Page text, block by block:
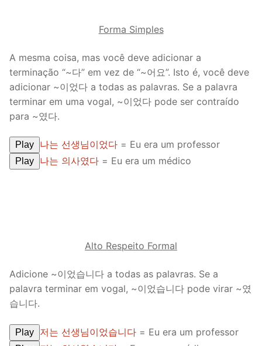
Forma Simples
A mesma coisa, mas você deve adicionar a
terminação “~다” em vez de “~어요”. Isto é, você deve
adicionar ~이었다 a todas as palavras. Se a palavra
terminar em uma vogal, ~이었다 pode ser contraído
para ~였다.
Play 나는 선생님이었다 = Eu era um professor
Play 나는 의사였다 = Eu era um médico
Alto Respeito Formal
Adicione ~이었습니다 a todas as palavras. Se a
palavra terminar em vogal, ~이었습니다 pode virar ~였
습니다.
Play 저는 선생님이었습니다 = Eu era um professor